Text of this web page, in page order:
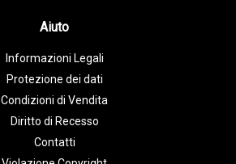
Aiuto
Informazioni Legali
Protezione dei dati
Condizioni di Vendita
Diritto di Recesso
Contatti